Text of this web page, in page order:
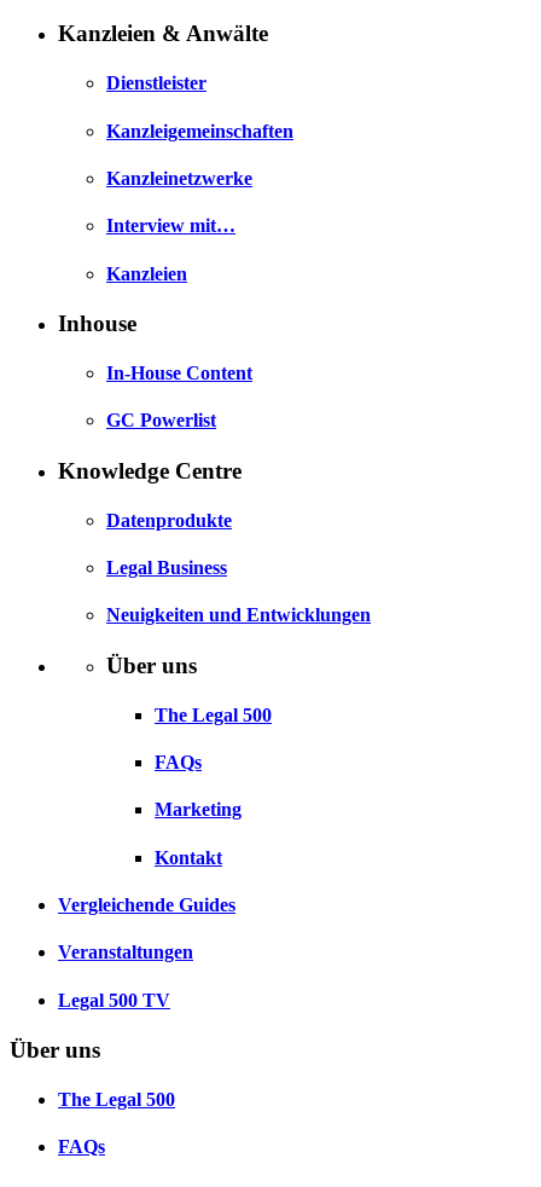
Kanzleien & Anwälte
Dienstleister
Kanzleigemeinschaften
Kanzleinetzwerke
Interview mit…
Kanzleien
Inhouse
In-House Content
GC Powerlist
Knowledge Centre
Datenprodukte
Legal Business
Neuigkeiten und Entwicklungen
Über uns
The Legal 500
FAQs
Marketing
Kontakt
Vergleichende Guides
Veranstaltungen
Legal 500 TV
Über uns
The Legal 500
FAQs